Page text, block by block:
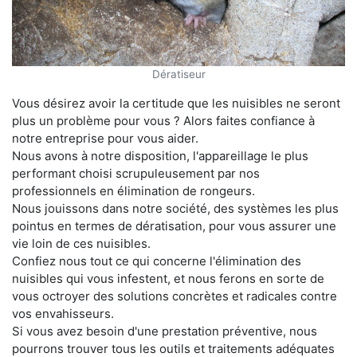
Dératiseur
Vous désirez avoir la certitude que les nuisibles ne seront
plus un problème pour vous ? Alors faites confiance à
notre entreprise pour vous aider.
Nous avons à notre disposition, l'appareillage le plus
performant choisi scrupuleusement par nos
professionnels en élimination de rongeurs.
Nous jouissons dans notre société, des systèmes les plus
pointus en termes de dératisation, pour vous assurer une
vie loin de ces nuisibles.
Confiez nous tout ce qui concerne l'élimination des
nuisibles qui vous infestent, et nous ferons en sorte de
vous octroyer des solutions concrètes et radicales contre
vos envahisseurs.
Si vous avez besoin d'une prestation préventive, nous
pourrons trouver tous les outils et traitements adéquates